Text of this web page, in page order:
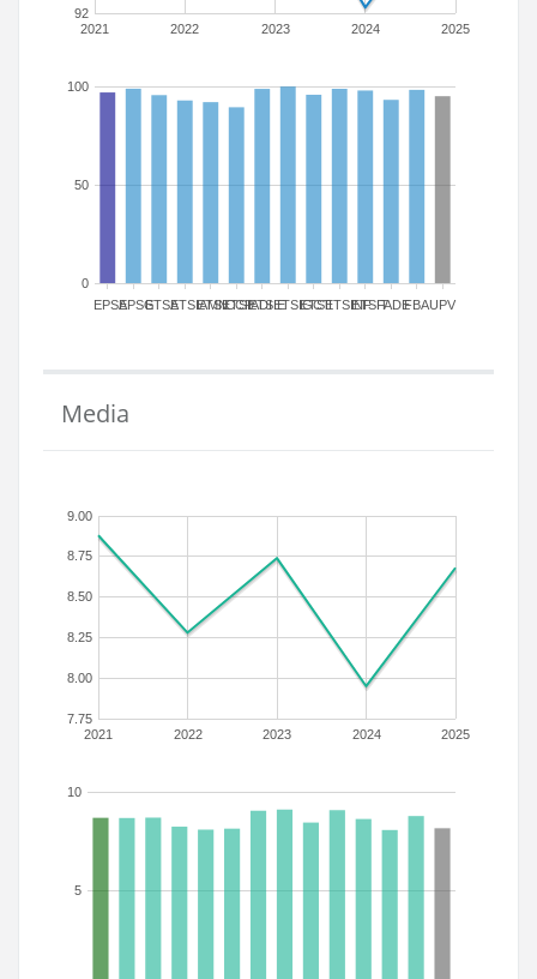
2021 2022 2023 2024 2025
92
EPSAEPSGETSAETSIAMN
ETSICCP
ETSIADI
ETSIEETSIGCT
ETSIIETSINFETSITFADEFBAUPV
0
50
100
Media
2021 2022 2023 2024 2025
7.75
8.00
8.25
8.50
8.75
9.00
5
10